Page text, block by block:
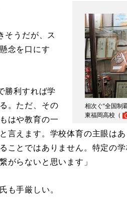
相次ぐ“全国制
東福岡高校（
そうだが、ス
念を口にす
勝利すれば学
。ただ、その
はや教育の一
言えます。学校体育の主眼は
ことではありません。特定の
がらないと思います」
も手厳しい。